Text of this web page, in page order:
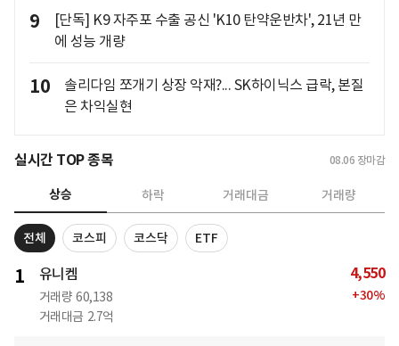
9
[단독] K9 자주포 수출 공신 'K10 탄약운반차', 21년 만
에 성능 개량
10
솔리다임 쪼개기 상장 악재?... SK하이닉스 급락, 본질
은 차익실현
실시간 TOP 종목 08.06 장마감
상승 하락 거래대금 거래량
전체 코스피 코스닥 ETF
1 유니켐
거래량 60,138
거래대금 2.7억
4,550
+30%